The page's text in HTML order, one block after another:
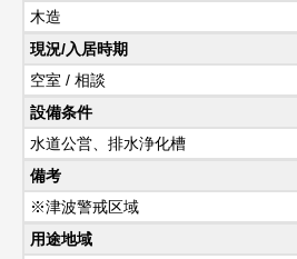
木造
現況/入居時期
空室 / 相談
設備条件
水道公営、排水浄化槽
備考
※津波警戒区域
用途地域